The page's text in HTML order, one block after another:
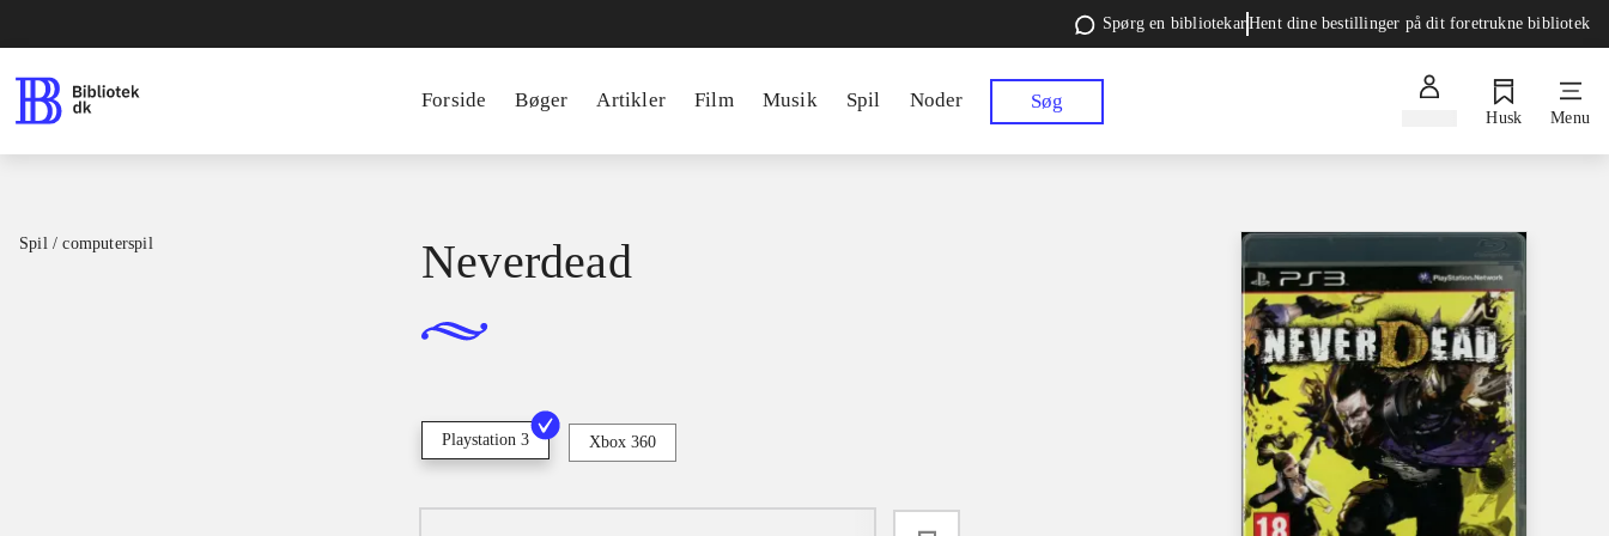
Spørg en bibliotekarHent dine bestillinger på dit foretrukne bibliotek
Forside Bøger Artikler Film Musik Spil Noder Søg
Husk Menu
Spil / computerspil Neverdead
Playstation 3 Xbox 360